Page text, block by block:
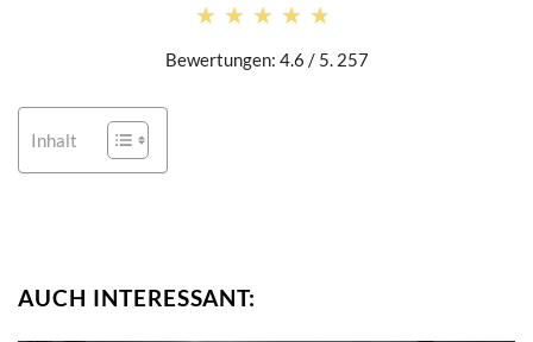
★★★★★
★★★★★
Bewertungen: 4.6 / 5. 257
Inhalt
AUCH INTERESSANT: